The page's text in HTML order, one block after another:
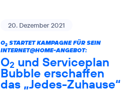
20. Dezember 2021
O2STARTET KAMPAGNE FÜR SEIN
INTERNET@HOME-ANGEBOT:
O2 und Serviceplan
Bubble erschaffen
das „Jedes-Zuhause“